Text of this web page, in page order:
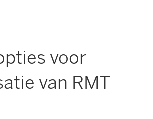
voor
van RMT